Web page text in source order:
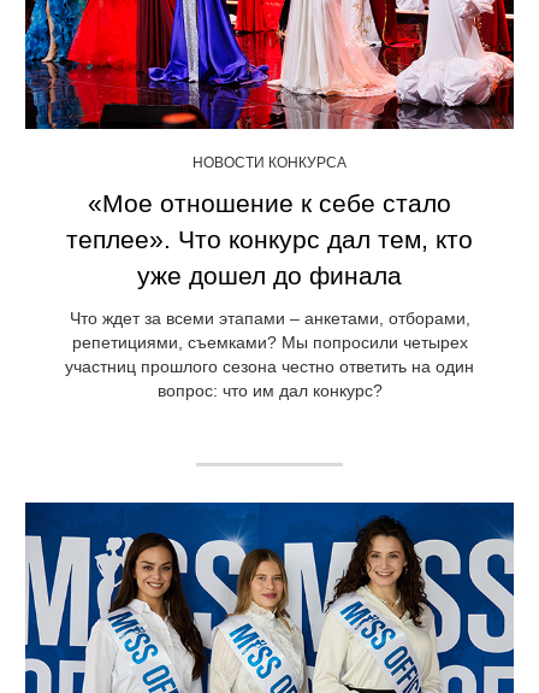
НОВОСТИ КОНКУРСА
«Мое отношение к себе стало
теплее». Что конкурс дал тем, кто
уже дошел до финала
Что ждет за всеми этапами – анкетами, отборами,
репетициями, съемками? Мы попросили четырех
участниц прошлого сезона честно ответить на один
вопрос: что им дал конкурс?